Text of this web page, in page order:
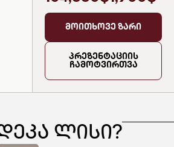
მოითხოვე ზარი
პრეზენტაციის
ჩამოტვირთვა
ლისი?